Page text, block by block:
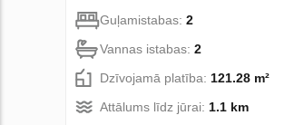
Guļamistabas: 2
Vannas istabas: 2
Dzīvojamā platība: 121.28 m²
Attālums līdz jūrai: 1.1 km